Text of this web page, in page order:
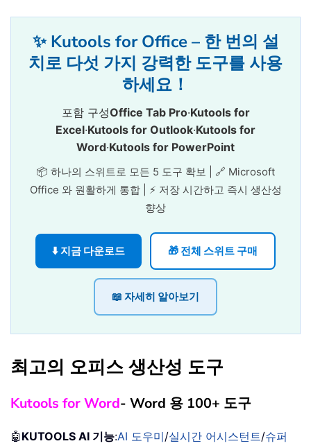
✨ Kutools for Office – 한 번의 설
치로 다섯 가지 강력한 도구를 사용
하세요！
포함 구성Office Tab Pro·Kutools for
Excel·Kutools for Outlook·Kutools for
Word·Kutools for PowerPoint
📦 하나의 스위트로 모든 5 도구 확보 | 🔗 Microsoft
Office 와 원활하게 통합 | ⚡ 저장 시간하고 즉시 생산성
향상
⬇️ 지금 다운로드 🎁 전체 스위트 구매
📖 자세히 알아보기
최고의 오피스 생산성 도구
Kutools for Word- Word 용 100+ 도구
🤖 KUTOOLS AI 기능:AI 도우미/실시간 어시스턴트/슈퍼